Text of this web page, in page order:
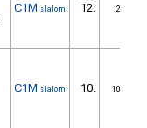
C1M slalom 12. 2/ZS
C1M slalom 10. 10/ZS